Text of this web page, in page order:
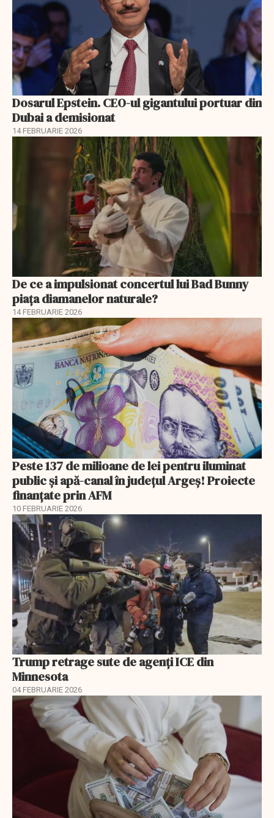
Dosarul Epstein. CEO-ul gigantului portuar din
Dubai a demisionat
14 FEBRUARIE 2026
De ce a impulsionat concertul lui Bad Bunny
piața diamanelor naturale?
14 FEBRUARIE 2026
Peste 137 de milioane de lei pentru iluminat
public și apă-canal în județul Argeș! Proiecte
finanțate prin AFM
10 FEBRUARIE 2026
Trump retrage sute de agenți ICE din
Minnesota
04 FEBRUARIE 2026